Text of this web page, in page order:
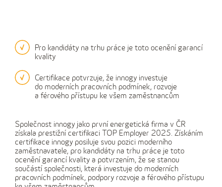
Pro kandidáty na trhu práce je toto ocenění garancí
kvality
Certifikace potvrzuje, že innogy investuje
do moderních pracovních podmínek, rozvoje
a férového přístupu ke všem zaměstnancům
Společnost innogy jako první energetická firma v ČR
získala prestižní certifikaci TOP Employer 2025. Získáním
certifikace innogy posiluje svou pozici moderního
zaměstnavatele, pro kandidáty na trhu práce je toto
ocenění garancí kvality a potvrzením, že se stanou
součástí společnosti, která investuje do moderních
pracovních podmínek, podpory rozvoje a férového přístupu